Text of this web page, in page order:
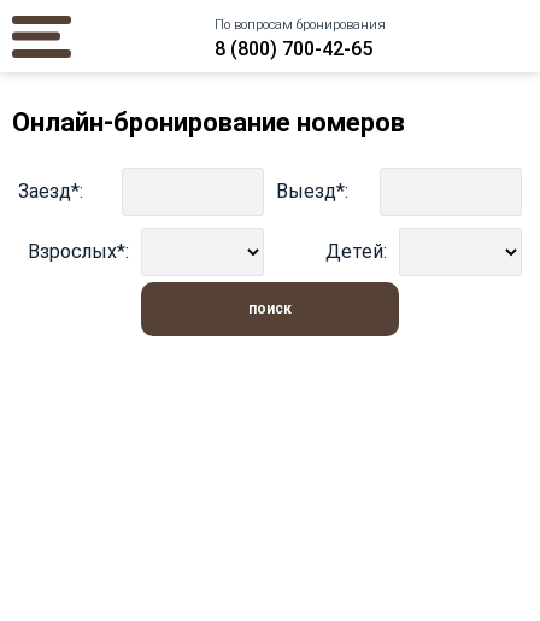
По вопросам бронирования
8 (800) 700-42-65
Онлайн-бронирование номеров
Заезд*: Выезд*:
Взрослых*: Детей:
поиск